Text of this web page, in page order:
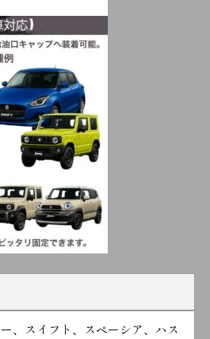
、スイフト、スペーシア、ハス